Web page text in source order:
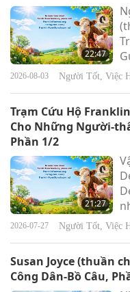
22:47
2026-08-03 Người Tốt, Việc
Trạm Cứu Hộ
Cho Những Người-
Phần 1/2
21:27
2026-07-27 Người Tốt, Việc
Susan Joyce (thuần
Công Dân-Bồ Câu,